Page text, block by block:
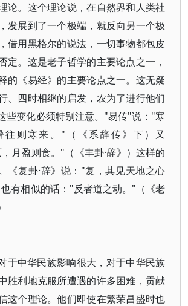
论。这个理论说，在自然界和人类社
发展到了一个极端，就反向另一个极
借用黑格尔的说法，一切事物都包皮
定。这是老子哲学的主要论点之一，
的《易经》的主要论点之一。这无疑
、四时相继的启发，农为了进行他们
些变化必须特别注意。"易传"说："寒
往则寒来。"（《系辞传》下）又
月盈则食。"（《丰卦·辞》）这样的
《复卦·辞》说："复，其见天地之心
有相似的话："反者道之动。"（《老
于中华民族影响很大，对于中华民族
胜利地克服所遭遇的许多困难，贡献
这个理论。他们即使在繁荣昌盛时也